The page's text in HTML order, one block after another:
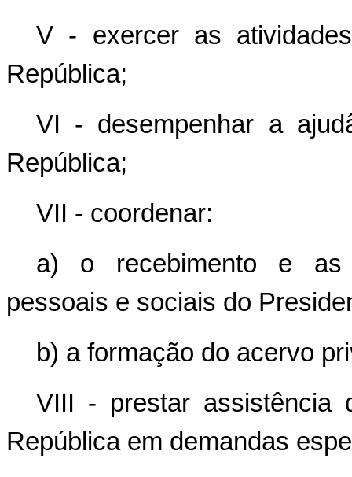
V - exercer as
República;
VI - desempenhar a
República;
VII - coordenar:
a) o recebimento e as
pessoais e sociais do
b) a formação do acervo
VIII - prestar assistência
República em demandas